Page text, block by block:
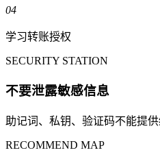
04
学习转账授权
SECURITY STATION
不要泄露敏感信息
助记词、私钥、验证码不能提供
RECOMMEND MAP